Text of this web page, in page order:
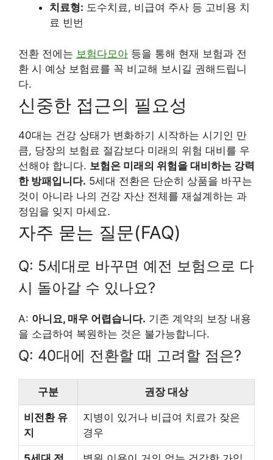
치료형: 도수치료, 비급여 주사 등 고비용 치
료 빈번
전환 전에는 보험다모아 등을 통해 현재 보험과 전
환 시 예상 보험료를 꼭 비교해 보시길 권해드립니
다.
신중한 접근의 필요성
40대는 건강 상태가 변화하기 시작하는 시기인 만
큼, 당장의 보험료 절감보다 미래의 위험 대비를 우
선해야 합니다. 보험은 미래의 위험을 대비하는 강력
한 방패입니다. 5세대 전환은 단순히 상품을 바꾸는
것이 아니라 나의 건강 자산 전체를 재설계하는 과
정임을 잊지 마세요.
자주 묻는 질문(FAQ)
Q: 5세대로 바꾸면 예전 보험으로 다
시 돌아갈 수 있나요?
A: 아니요, 매우 어렵습니다. 기존 계약의 보장 내용
을 소급하여 복원하는 것은 불가능합니다.
Q: 40대에 전환할 때 고려할 점은?
구분 권장 대상
비전환 유
지
지병이 있거나 비급여 치료가 잦은
경우